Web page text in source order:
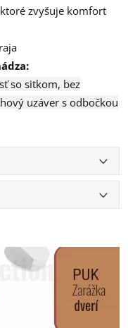
zvyšuje komfort
so sitkom, bez
uzáver s odbočkou